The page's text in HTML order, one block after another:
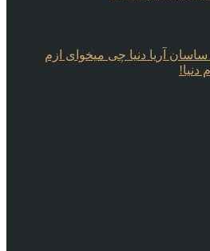
آریا دنیا چی میخوای ازم
دنیا!